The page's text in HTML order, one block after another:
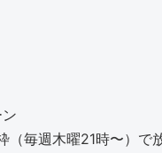
毎週木曜21時〜）